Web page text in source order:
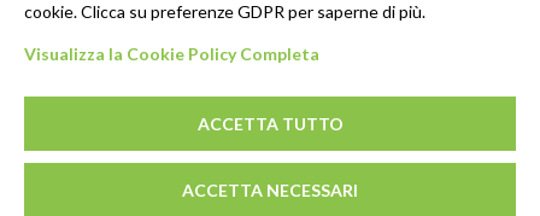
Susegana (TV)
cookie. Clicca su preferenze GDPR per saperne di più.
Visualizza la Cookie Policy Completa
ACCETTA TUTTO
ACCETTA NECESSARI